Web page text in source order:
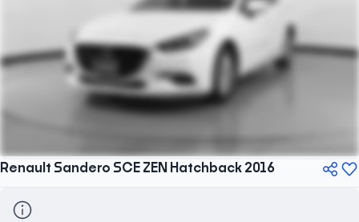
Renault Sandero SCE ZEN Hatchback 2016